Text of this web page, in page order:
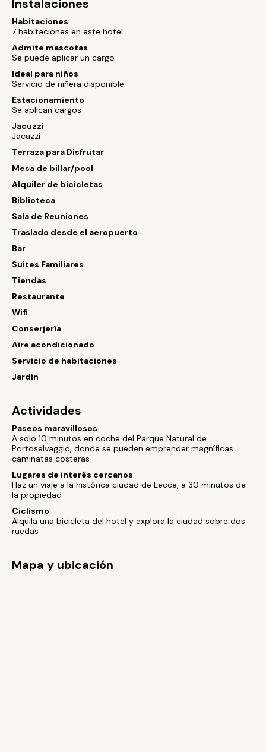
Instalaciones
Habitaciones
7 habitaciones en este hotel
Admite mascotas
Se puede aplicar un cargo
Ideal para niños
Servicio de niñera disponible
Estacionamiento
Se aplican cargos
Jacuzzi
Jacuzzi
Terraza para Disfrutar
Mesa de billar/pool
Alquiler de bicicletas
Biblioteca
Sala de Reuniones
Traslado desde el aeropuerto
Bar
Suites Familiares
Tiendas
Restaurante
Wifi
Conserjería
Aire acondicionado
Servicio de habitaciones
Jardín
Actividades
Paseos maravillosos
A solo 10 minutos en coche del Parque Natural de
Portoselvaggio, donde se pueden emprender magníficas
caminatas costeras
Lugares de interés cercanos
Haz un viaje a la histórica ciudad de Lecce, a 30 minutos de
la propiedad
Ciclismo
Alquila una bicicleta del hotel y explora la ciudad sobre dos
ruedas
Mapa y ubicación